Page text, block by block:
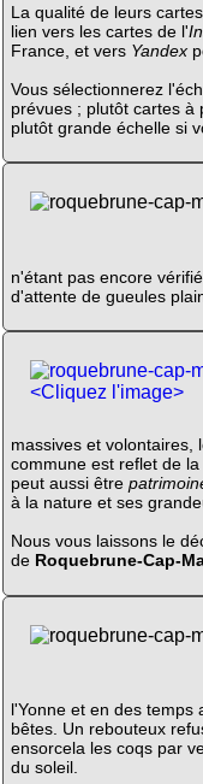
La qualité de leurs
lien vers les cartes de l'
France, et vers Yandex
Vous sélectionnerez
prévues ; plutôt cartes à
plutôt grande échelle si
n'étant pas encore
d'attente de gueules
<Cliquez l'image>
massives et volontaires,
commune est reflet de
peut aussi être
à la nature et ses
Nous vous laissons le
de Roquebrune-Cap-
l'Yonne et en des temps
bêtes. Un rebouteux
ensorcela les coqs par
du soleil.